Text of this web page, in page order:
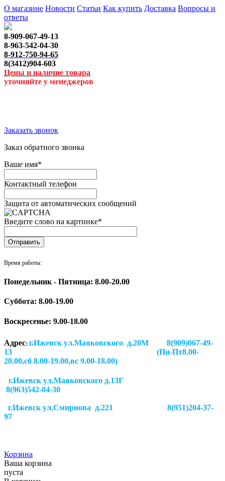
О магазине Новости Статьи Как купить Доставка Вопросы и
ответы
8-909-067-49-13
8-963-542-04-30
8-912-750-94-65
8(3412)904-603
Цены и наличие товара
уточняйте у менеджеров
Заказать звонок
Заказ обратного звонка
Ваше имя*
Контактный телефон
Защита от автоматических сообщений
Введите слово на картинке*
Время работы:
Понедельник - Пятница: 8.00-20.00
Суббота: 8.00-19.00
Воскресенье: 9.00-18.00
Адрес: г.Ижевск ул.Маяковского д.20М 8(909)067-49-
13 (Пн-Пт8.00-
20.00,сб 8.00-19.00,вс 9.00-18.00)
г.Ижевск ул.Маяковского д.13Г
8(963)542-04-30
г.Ижевск ул.Смирнова д.221
8(951)204-37-
97
Корзина
Ваша корзина
пуста